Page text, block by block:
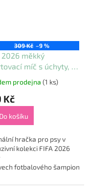
309 Kč –9 %
2026 měkký
míč s úchyty, 12
NABÍDKA
prodejna (1 ks)
Kč
Do košíku
hračka pro psy v
kolekci FIFA 2026
fotbalového
pevný strukturovaný